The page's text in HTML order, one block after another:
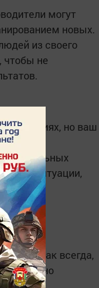
могут
новых.
из своего
чтобы не
условиях, но ваш
ситуации,
как всегда,
нужно